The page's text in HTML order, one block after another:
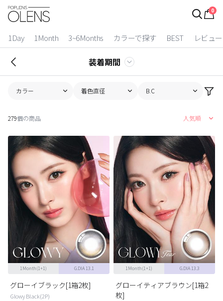
0
1Day 1Month 3~6Months カラーで探す BEST レビュー
ログイン
カラコン比較
今月限定特典
ベスト
カラコン
装着期間
2 Weeks
1 Month
3~6 Months
よりどりキット
カラー
ブラウン
チョコ
グレー
ブラック
グリーン
ブルー
ピンク
装着期間
カラー 着色直径 B.C
279個の商品 人気順
1Month(1+1) G.DIA 13.1
グローイブラック[1箱2枚]
Glowy Black(2P)
1Month(1+1) G.DIA 13.3
グローイティアブラウン[1箱2
枚]